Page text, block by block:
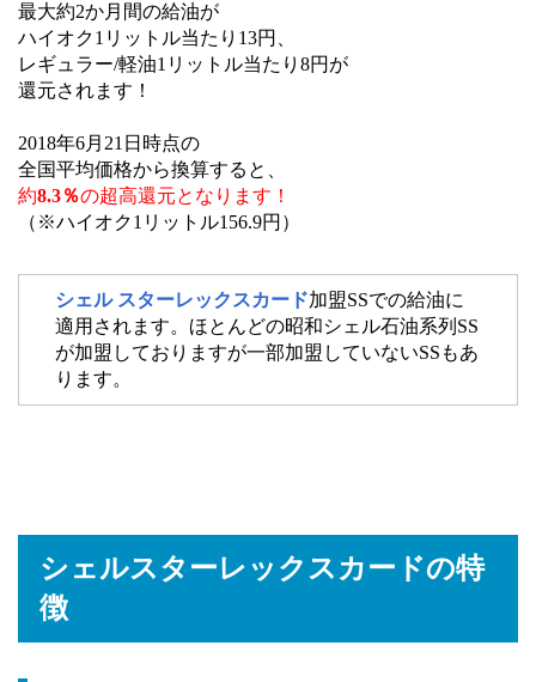
最大約2か月間の給油が
ハイオク1リットル当たり13円、
レギュラー/軽油1リットル当たり8円が
還元されます！
2018年6月21日時点の
全国平均価格から換算すると、
約8.3％の超高還元となります！
（※ハイオク1リットル156.9円）
シェル スターレックスカード加盟SSでの給油に
適用されます。ほとんどの昭和シェル石油系列SS
が加盟しておりますが一部加盟していないSSもあ
ります。
シェルスターレックスカードの特
徴